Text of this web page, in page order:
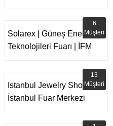
Solarex | Güneş Enerjisi &
Teknolojileri Fuarı | İFM
6
Müşteri
Istanbul Jewelry Show |
İstanbul Fuar Merkezi
13
Müşteri